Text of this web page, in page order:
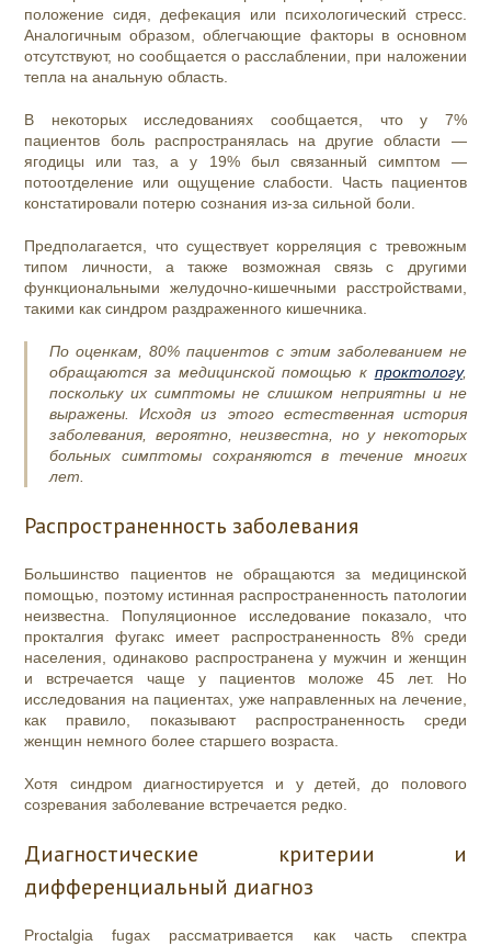
положение сидя, дефекация или психологический стресс.
Аналогичным образом, облегчающие факторы в основном
отсутствуют, но сообщается о расслаблении, при наложении
тепла на анальную область.
В некоторых исследованиях сообщается, что у 7%
пациентов боль распространялась на другие области —
ягодицы или таз, а у 19% был связанный симптом —
потоотделение или ощущение слабости. Часть пациентов
констатировали потерю сознания из-за сильной боли.
Предполагается, что существует корреляция с тревожным
типом личности, а также возможная связь с другими
функциональными желудочно-кишечными расстройствами,
такими как синдром раздраженного кишечника.
По оценкам, 80% пациентов с этим заболеванием не
обращаются за медицинской помощью к проктологу,
поскольку их симптомы не слишком неприятны и не
выражены. Исходя из этого естественная история
заболевания, вероятно, неизвестна, но у некоторых
больных симптомы сохраняются в течение многих
лет.
Распространенность заболевания
Большинство пациентов не обращаются за медицинской
помощью, поэтому истинная распространенность патологии
неизвестна. Популяционное исследование показало, что
прокталгия фугакс имеет распространенность 8% среди
населения, одинаково распространена у мужчин и женщин
и встречается чаще у пациентов моложе 45 лет. Но
исследования на пациентах, уже направленных на лечение,
как правило, показывают распространенность среди
женщин немного более старшего возраста.
Хотя синдром диагностируется и у детей, до полового
созревания заболевание встречается редко.
Диагностические критерии и
дифференциальный диагноз
Proctalgia fugax рассматривается как часть спектра